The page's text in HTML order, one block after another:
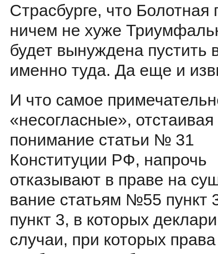
Страсбурге, что
ничем не хуже
будет вынуждена пустить
именно туда. Да еще и
И что самое
«несогласные», отстаивая
пони­мание статьи № 31
Конституции РФ, на­прочь
отказывают в праве на
вание статьям №55
пункт 3, в которых
случаи, при которых